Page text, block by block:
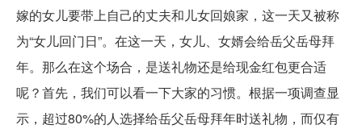
嫁的女儿要带上自己的丈夫和儿女回娘家，这一天又被称
为“女儿回门日”。在这一天，女儿、女婿会给岳父岳母拜
年。那么在这个场合，是送礼物还是给现金红包更合适
呢？首先，我们可以看一下大家的习惯。根据一项调查显
示，超过80%的人选择给岳父岳母拜年时送礼物，而仅有